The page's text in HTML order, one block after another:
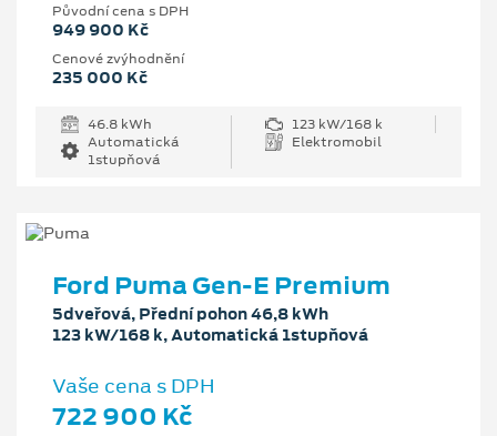
Původní cena s DPH
949 900 Kč
Cenové zvýhodnění
235 000 Kč
46.8 kWh
123 kW/168 k
Automatická
1stupňová
Elektromobil
Ford Puma Gen-E Premium
5dveřová, Přední pohon 46,8 kWh
123 kW/168 k, Automatická 1stupňová
Vaše cena s DPH
722 900 Kč